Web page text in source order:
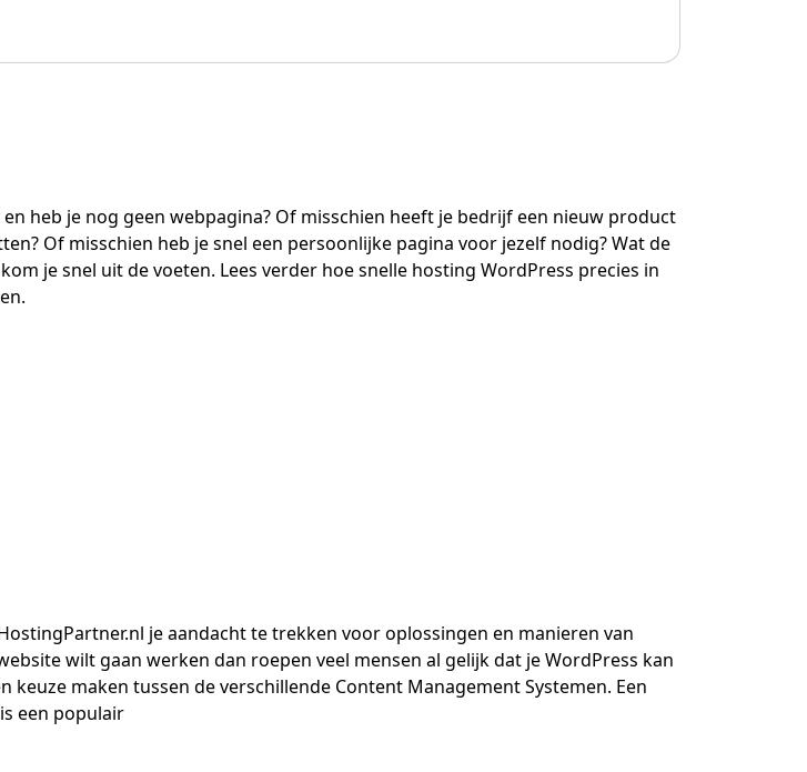
heb je nog geen webpagina? Of misschien heeft je bedrijf een nieuw product
Of misschien heb je snel een persoonlijke pagina voor jezelf nodig? Wat de
je snel uit de voeten. Lees verder hoe snelle hosting WordPress precies in
je aandacht te trekken voor oplossingen en manieren van
wilt gaan werken dan roepen veel mensen al gelijk dat je WordPress kan
maken tussen de verschillende Content Management Systemen. Een
een populair